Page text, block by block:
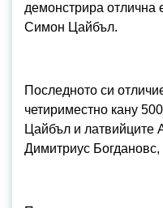
демонстрира отлична
Симон Цайбъл.
Последното си
четириместно кану
Цайбъл и латвийците
Димитриус Богдановс,